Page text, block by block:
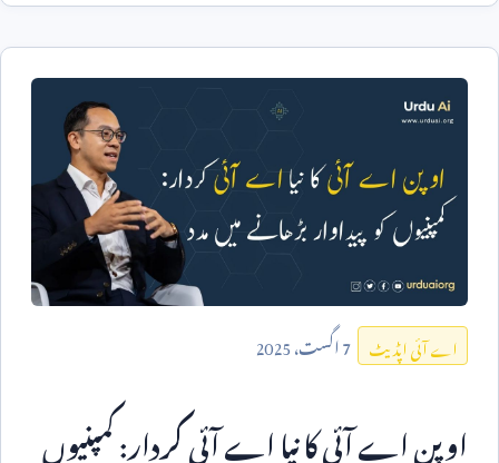
اے آئی اپڈیٹ 7اگست،2025
اوپن اے آئی کا نیا اے آئی کردار: کمپنیوں